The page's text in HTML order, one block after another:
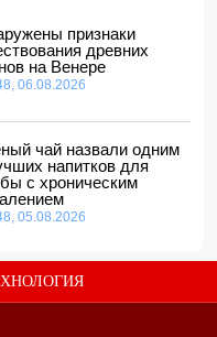
к Эрдогану:
перейдет в
признаки
древних
на Венере
06.08.2026
чай назвали одним
напитков для
с хроническим
05.08.2026